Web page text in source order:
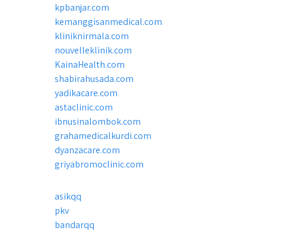
kpbanjar.com
kemanggisanmedical.com
kliniknirmala.com
nouvelleklinik.com
KainaHealth.com
shabirahusada.com
yadikacare.com
astaclinic.com
ibnusinalombok.com
grahamedicalkurdi.com
dyanzacare.com
griyabromoclinic.com
asikqq
pkv
bandarqq